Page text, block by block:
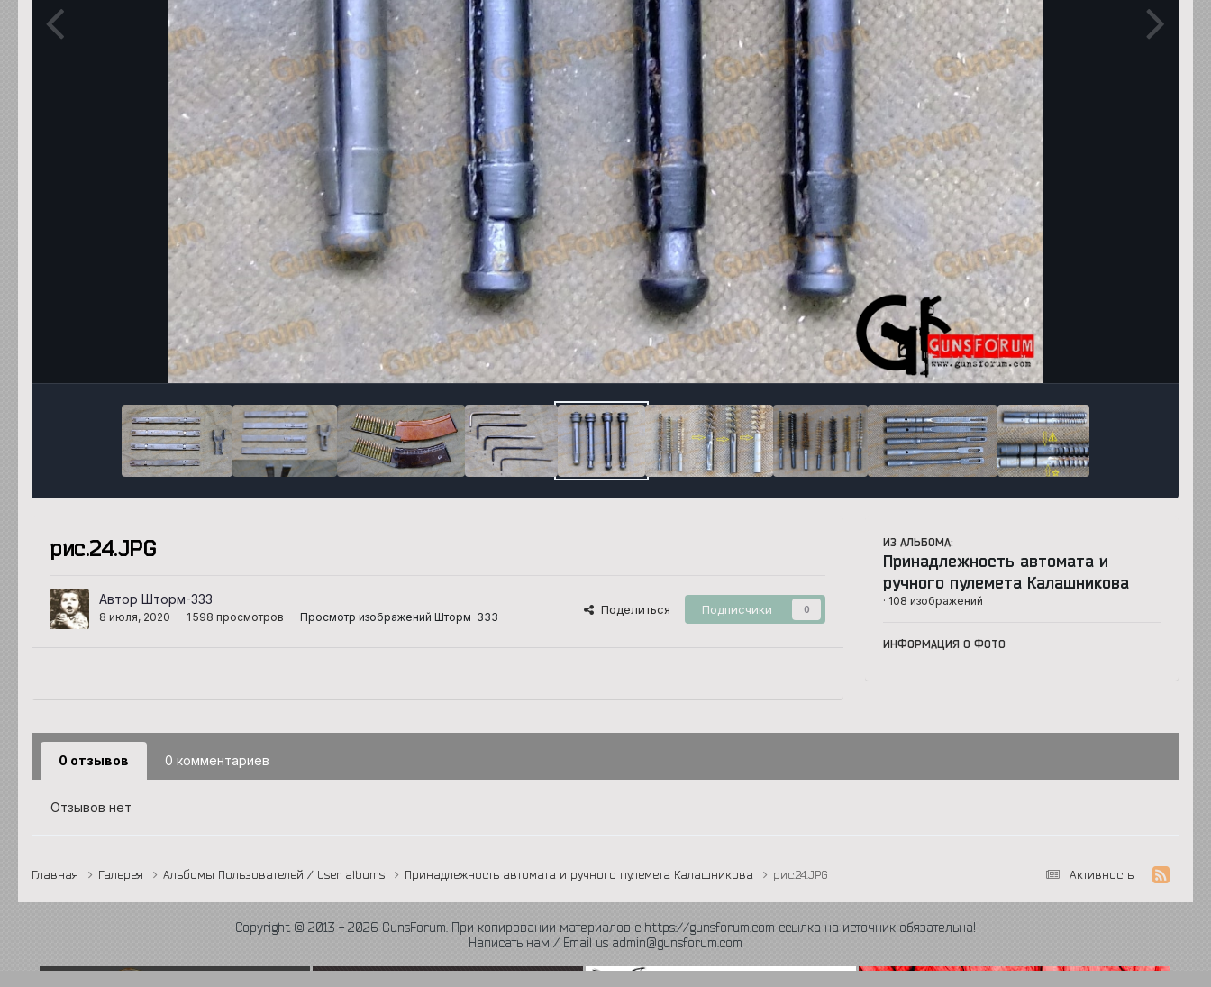
рис.24.JPG
Автор Шторм-333
8 июля, 2020 1 598 просмотров Просмотр изображений Шторм-333
Поделиться Подписчики 0
ИЗ АЛЬБОМА:
Принадлежность автомата и
ручного пулемета Калашникова
· 108 изображений
ИНФОРМАЦИЯ О ФОТО
0 отзывов 0 комментариев
Отзывов нет
Активность
Главная Галерея Альбомы Пользователей / User albums Принадлежность автомата и ручного пулемета Калашникова рис.24.JPG
Copyright © 2013 - 2026 GunsForum. При копировании материалов с https://gunsforum.com ссылка на источник обязательна!
Написать нам / Email us admin@gunsforum.com